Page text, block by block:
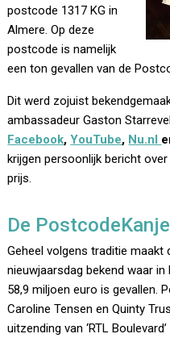
postcode 1317 KG in
Almere. Op deze
postcode is namelijk
een ton gevallen van de
Dit werd zojuist
ambassadeur Gaston
Facebook,YouTube, Nu.nl
krijgen persoonlijk bericht
prijs.
De
Geheel volgens traditie
nieuwjaarsdag bekend waar
58,9 miljoen euro is gevallen.
Caroline Tensen en Quinty
uitzending van ‘RTL